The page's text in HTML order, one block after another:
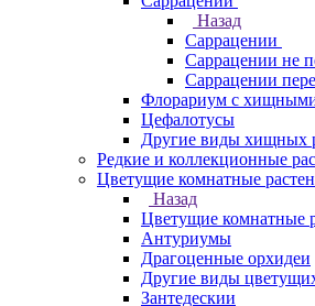
Назад
Саррацении
Саррацении не
Саррацении
Флорариум с
Цефалотусы
Другие виды хищных
Редкие и коллекционные
Цветущие комнатные
Назад
Цветущие комнатные
Антуриумы
Драгоценные орхидеи
Другие виды
Зантедескии